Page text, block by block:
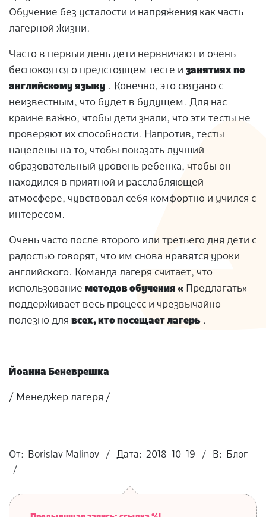
Обучение без усталости и напряжения как часть
лагерной жизни.
Часто в первый день дети нервничают и очень
беспокоятся о предстоящем тесте и занятиях по
английскому языку . Конечно, это связано с
неизвестным, что будет в будущем. Для нас
крайне важно, чтобы дети знали, что эти тесты не
проверяют их способности. Напротив, тесты
нацелены на то, чтобы показать лучший
образовательный уровень ребенка, чтобы он
находился в приятной и расслабляющей
атмосфере, чувствовал себя комфортно и учился с
интересом.
Очень часто после второго или третьего дня дети с
радостью говорят, что им снова нравятся уроки
английского. Команда лагеря считает, что
использование методов обучения « Предлагать»
поддерживает весь процесс и чрезвычайно
полезно для всех, кто посещает лагерь .
Йоанна Беневрешка
/ Менеджер лагеря /
10-
19
От: Borislav Malinov Дата: 2018-10-19 В: Блог